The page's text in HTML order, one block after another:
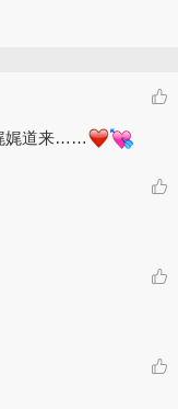
娓道来……